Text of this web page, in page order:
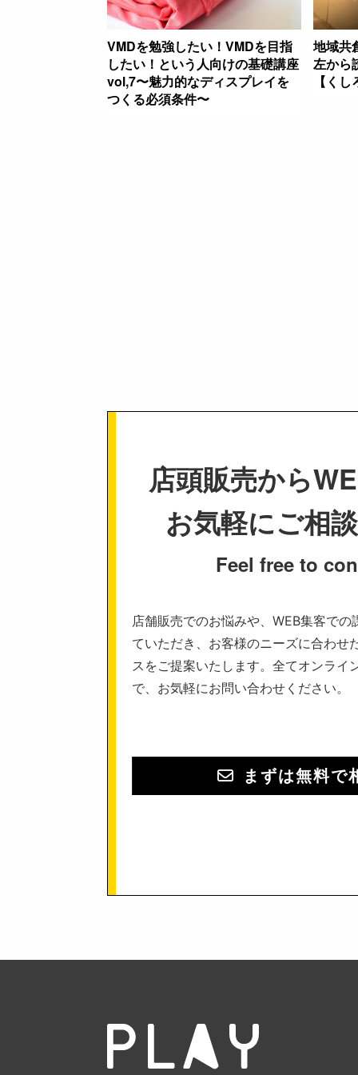
VMDを勉強したい！VMDを目指
したい！という人向けの基礎講座
vol,7〜魅力的なディスプレイを
つくる必須条件〜
地域共
左から
【く
店頭販売から
お気軽にご相
Feel free to
店舗販売でのお悩みや、WEB集客で
ていただき、お客様のニーズに合わせ
スをご提案いたします。全てオンライ
で、お気軽にお問い合わせください。
まずは無料で